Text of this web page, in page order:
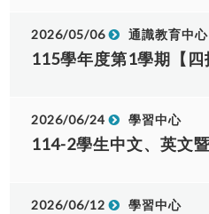
2026/05/06 通識教育中心
2026/06/24 學習中心
2026/06/12 學習中心